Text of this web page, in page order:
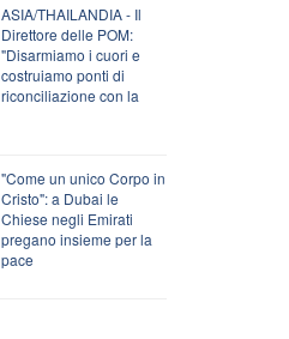
ASIA/THAILANDIA - Il
Direttore delle POM:
"Disarmiamo i cuori e
costruiamo ponti di
riconciliazione con la
"Come un unico Corpo in
Cristo": a Dubai le
Chiese negli Emirati
pregano insieme per la
pace